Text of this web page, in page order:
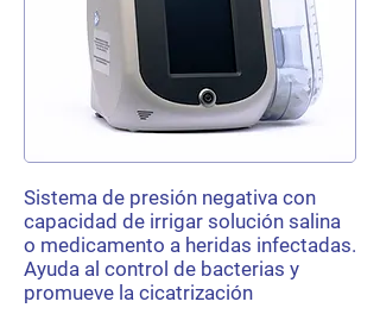
Sistema de presión negativa con
capacidad de irrigar solución salina
o medicamento a heridas infectadas.
Ayuda al control de bacterias y
promueve la cicatrización